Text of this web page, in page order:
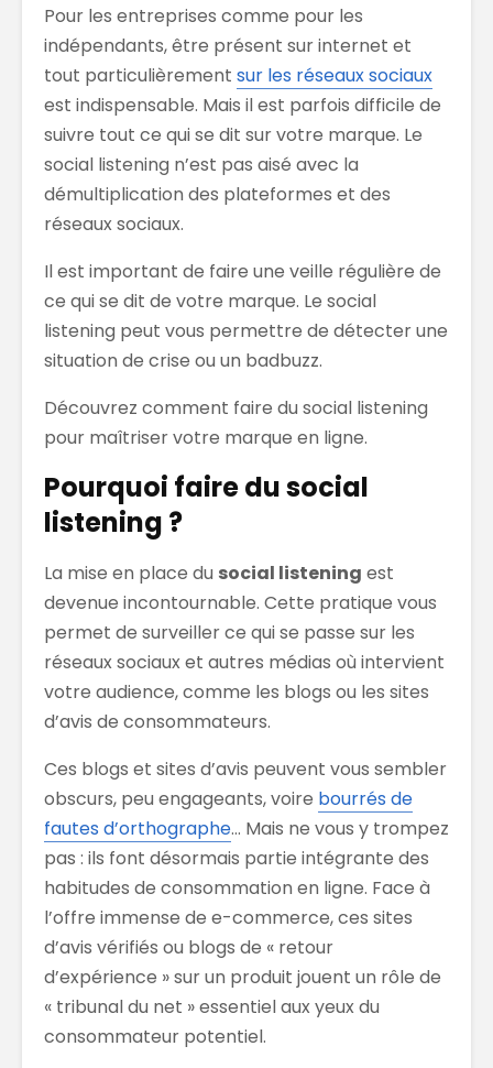
Pour les entreprises comme pour les
indépendants, être présent sur internet et
tout particulièrement sur les réseaux sociaux
est indispensable. Mais il est parfois difficile de
suivre tout ce qui se dit sur votre marque. Le
social listening n’est pas aisé avec la
démultiplication des plateformes et des
réseaux sociaux.
Il est important de faire une veille régulière de
ce qui se dit de votre marque. Le social
listening peut vous permettre de détecter une
situation de crise ou un badbuzz.
Découvrez comment faire du social listening
pour maîtriser votre marque en ligne.
Pourquoi faire du social
listening ?
La mise en place du social listening est
devenue incontournable. Cette pratique vous
permet de surveiller ce qui se passe sur les
réseaux sociaux et autres médias où intervient
votre audience, comme les blogs ou les sites
d’avis de consommateurs.
Ces blogs et sites d’avis peuvent vous sembler
obscurs, peu engageants, voire bourrés de
fautes d’orthographe… Mais ne vous y trompez
pas : ils font désormais partie intégrante des
habitudes de consommation en ligne. Face à
l’offre immense de e-commerce, ces sites
d’avis vérifiés ou blogs de « retour
d’expérience » sur un produit jouent un rôle de
« tribunal du net » essentiel aux yeux du
consommateur potentiel.